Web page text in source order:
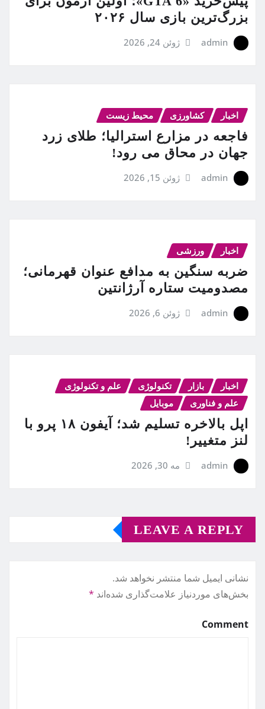
بزرگ‌ترین بازی سال ۲۰۲۶
admin ژوئن 24, 2026
اخبار کشاورزی محیط زیست
فاجعه در مزارع استرالیا؛ طلای زرد
جهان در محاق می رود!
admin ژوئن 15, 2026
اخبار ورزشی
ضربه سنگین به مدافع عنوان قهرمانی؛
مصدومیت ستاره آرژانتین
admin ژوئن 6, 2026
اخبار بازار تکنولوژی
علم و تکنولوژی
علم و فناوری
موبایل
اپل بالاخره تسلیم شد؛ آیفون ۱۸ پرو با
لنز متغییر!
admin مه 30, 2026
LEAVE A REPLY
نشانی ایمیل شما منتشر نخواهد شد.
بخش‌های موردنیاز علامت‌گذاری شده‌اند *
Comment